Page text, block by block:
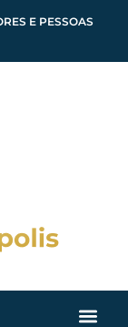
E PESSOAS